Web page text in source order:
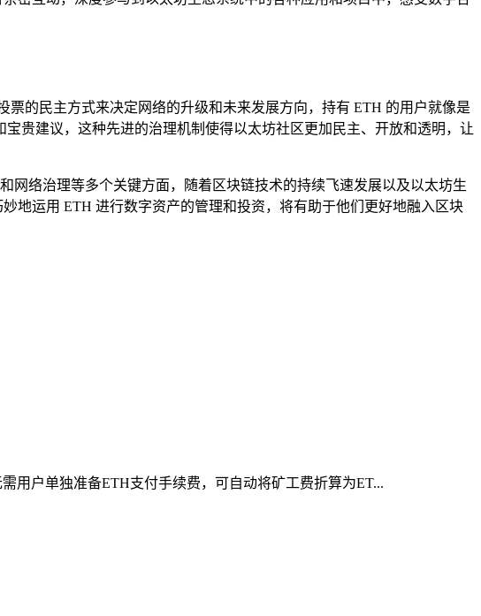
的民主方式来决定网络的升级和未来发展方向，持有 ETH 的用户就像是
贵建议，这种先进的治理机制使得以太坊社区更加民主、开放和透明，让
网络治理等多个关键方面，随着区块链技术的持续飞速发展以及以太坊生
地运用 ETH 进行数字资产的管理和投资，将有助于他们更好地融入区块
用户单独准备ETH支付手续费，可自动将矿工费折算为ET...